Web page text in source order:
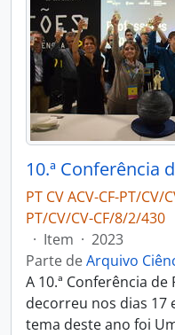
PT CV ACV-CF-PT/CV/
PT/CV/CV-CF/8/2/430
· Item · 2023
Parte deArquivo
A 10.ª Conferência
decorreu nos dias 17
tema deste ano foi